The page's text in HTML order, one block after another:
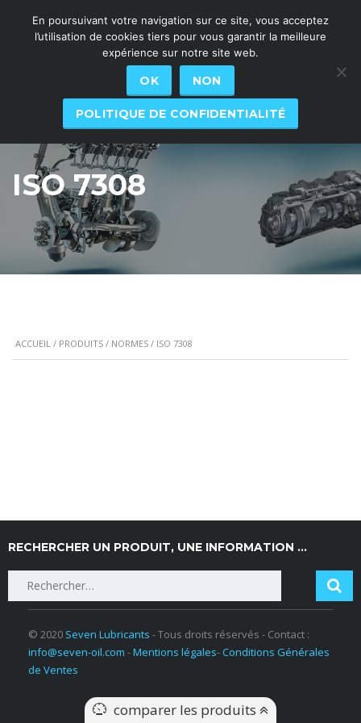
ISO 7308
ACCUEIL / PRODUITS / NORMES / ISO 7308
RECHERCHER UN PRODUIT, UNE INFORMATION …
Rechercher :
© 2020 Seven Lubricants - Tous droits réservés - Contact :
info@seven-oil.com -Mentions légales-Conditions Générales
de Ventes
comparer les produits
En poursuivant votre navigation sur ce site, vous acceptez
l’utilisation de cookies tiers pour vous garantir la meilleure
expérience sur notre site web.
OK NON
POLITIQUE DE CONFIDENTIALITÉ